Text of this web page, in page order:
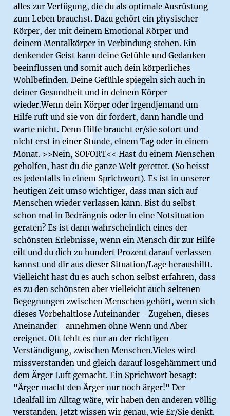
alles zur Verfügung, die du als optimale Ausrüstung
zum Leben brauchst. Dazu gehört ein physischer
Körper, der mit deinem Emotional Körper und
deinem Mentalkörper in Verbindung stehen. Ein
denkender Geist kann deine Gefühle und Gedanken
beeinflussen und somit auch dein körperliches
Wohlbefinden. Deine Gefühle spiegeln sich auch in
deiner Gesundheit und in deinem Körper
wieder.Wenn dein Körper oder irgendjemand um
Hilfe ruft und sie von dir fordert, dann handle und
warte nicht. Denn Hilfe braucht er/sie sofort und
nicht erst in einer Stunde, einem Tag oder in einem
Monat. >>Nein, SOFORT<< Hast du einem Menschen
geholfen, hast du die ganze Welt gerettet. (So heisst
es jedenfalls in einem Sprichwort). Es ist in unserer
heutigen Zeit umso wichtiger, dass man sich auf
Menschen wieder verlassen kann. Bist du selbst
schon mal in Bedrängnis oder in eine Notsituation
geraten? Es ist dann wahrscheinlich eines der
schönsten Erlebnisse, wenn ein Mensch dir zur Hilfe
eilt und du dich zu hundert Prozent darauf verlassen
kannst und dir aus dieser Situation/Lage heraushilft.
Vielleicht hast du es auch schon selbst erfahren, dass
es zu den schönsten aber vielleicht auch seltenen
Begegnungen zwischen Menschen gehört, wenn sich
dieses Vorbehaltlose Aufeinander - Zugehen, dieses
Aneinander - annehmen ohne Wenn und Aber
ereignet. Oft fehlt es nur an der richtigen
Verständigung, zwischen Menschen.Vieles wird
missverstanden und gleich darauf losgehämmert und
dem Ärger Luft gemacht. Ein Sprichwort besagt:
"Ärger macht den Ärger nur noch ärger!" Der
Idealfall im Alltag wäre, wir haben den anderen völlig
verstanden. Jetzt wissen wir genau, wie Er/Sie denkt.